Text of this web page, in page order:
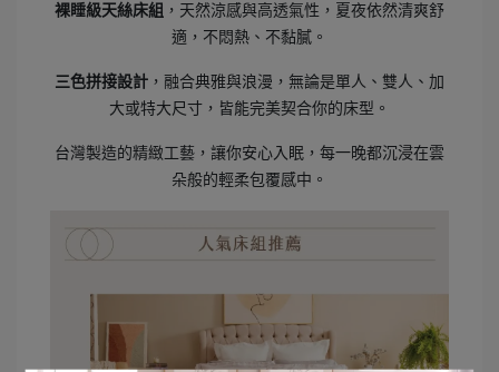
裸睡級天絲床組 ，天然涼感與高透氣性，夏夜依然清爽舒
適，不悶熱、不黏膩。
三色拼接設計 ，融合典雅與浪漫，無論是單人、雙人、加
大或特大尺寸，皆能完美契合你的床型。
台灣製造的精緻工藝，讓你安心入眠，每一晚都沉浸在雲
朵般的輕柔包覆感中。